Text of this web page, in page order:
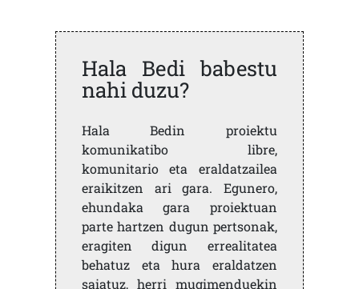
Hala Bedi babestu
nahi duzu?
Hala Bedin proiektu
komunikatibo libre,
komunitario eta eraldatzailea
eraikitzen ari gara. Egunero,
ehundaka gara proiektuan
parte hartzen dugun pertsonak,
eragiten digun errealitatea
behatuz eta hura eraldatzen
saiatuz, herri mugimenduekin